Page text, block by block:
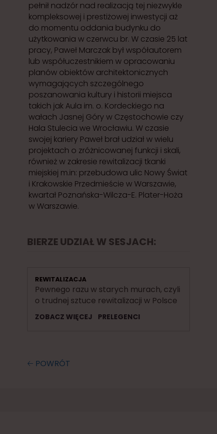
pełnił nadzór nad realizacją tej niezwykle
kompleksowej i prestiżowej inwestycji aż
do momentu oddania budynku do
użytkowania w czerwcu br. W czasie 25 lat
pracy, Paweł Marczak był współautorem
lub współuczestnikiem w opracowaniu
planów obiektów architektonicznych
wymagających szczególnego
poszanowania kultury i historii miejsca
takich jak Aula im. o. Kordeckiego na
wałach Jasnej Góry w Częstochowie czy
Hala Stulecia we Wrocławiu. W czasie
swojej kariery Paweł brał udział w wielu
projektach o zróżnicowanej funkcji i skali,
również w zakresie rewitalizacji tkanki
miejskiej m.in: przebudowa ulic Nowy Świat
i Krakowskie Przedmieście w Warszawie,
kwartał Poznańska-Wilcza-E. Plater-Hoża
w Warszawie.
BIERZE UDZIAŁ W SESJACH:
REWITALIZACJA
Pewnego razu w starych murach, czyli
o trudnej sztuce rewitalizacji w Polsce
ZOBACZ WIĘCEJ PRELEGENCI
🡠 POWRÓT